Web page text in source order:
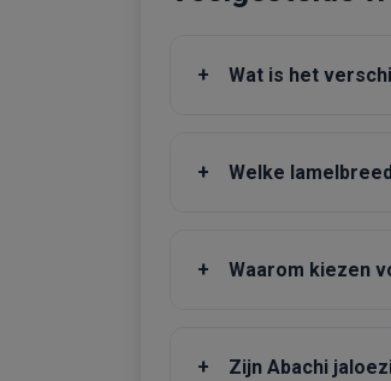
+ Wat is het
+ Welke
+ Waarom kiezen
+ Zijn Abachi